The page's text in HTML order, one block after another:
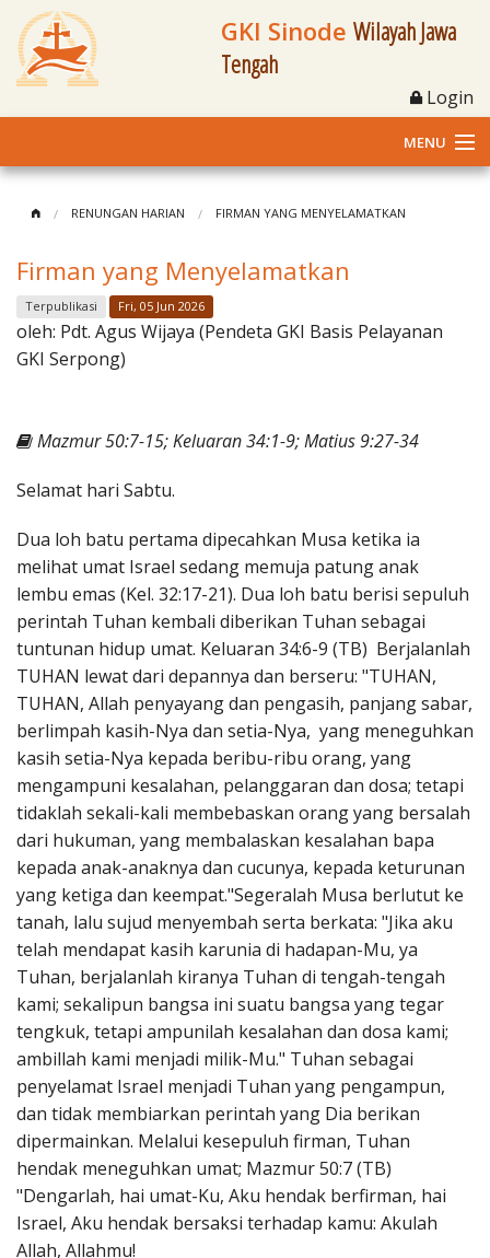
GKI Sinode Wilayah Jawa
Tengah
Login
MENU
Klasis dan Jemaat
Berita Kegiatan
Materi
RENUNGAN HARIAN FIRMAN YANG MENYELAMATKAN
Firman yang Menyelamatkan
Terpublikasi Fri, 05 Jun 2026
oleh: Pdt. Agus Wijaya (Pendeta GKI Basis Pelayanan
GKI Serpong)
Mazmur 50:7-15; Keluaran 34:1-9; Matius 9:27-34
Selamat hari Sabtu.
Dua loh batu pertama dipecahkan Musa ketika ia
melihat umat Israel sedang memuja patung anak
lembu emas (Kel. 32:17-21). Dua loh batu berisi sepuluh
perintah Tuhan kembali diberikan Tuhan sebagai
tuntunan hidup umat. Keluaran 34:6-9 (TB) Berjalanlah
TUHAN lewat dari depannya dan berseru: "TUHAN,
TUHAN, Allah penyayang dan pengasih, panjang sabar,
berlimpah kasih-Nya dan setia-Nya, yang meneguhkan
kasih setia-Nya kepada beribu-ribu orang, yang
mengampuni kesalahan, pelanggaran dan dosa; tetapi
tidaklah sekali-kali membebaskan orang yang bersalah
dari hukuman, yang membalaskan kesalahan bapa
kepada anak-anaknya dan cucunya, kepada keturunan
yang ketiga dan keempat."Segeralah Musa berlutut ke
tanah, lalu sujud menyembah serta berkata: "Jika aku
telah mendapat kasih karunia di hadapan-Mu, ya
Tuhan, berjalanlah kiranya Tuhan di tengah-tengah
kami; sekalipun bangsa ini suatu bangsa yang tegar
tengkuk, tetapi ampunilah kesalahan dan dosa kami;
ambillah kami menjadi milik-Mu." Tuhan sebagai
penyelamat Israel menjadi Tuhan yang pengampun,
dan tidak membiarkan perintah yang Dia berikan
dipermainkan. Melalui kesepuluh firman, Tuhan
hendak meneguhkan umat; Mazmur 50:7 (TB)
"Dengarlah, hai umat-Ku, Aku hendak berfirman, hai
Israel, Aku hendak bersaksi terhadap kamu: Akulah
Allah, Allahmu!